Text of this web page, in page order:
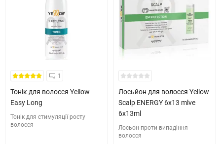
1
Тонік для волосся Yellow
Easy Long
Тонік для стимуляції росту
волосся
Лосьйон для волосся Yellow
Scalp ENERGY 6х13 mlve
6x13ml
Лосьон проти випадіння
волосся